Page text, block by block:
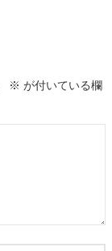
※ が付いている欄